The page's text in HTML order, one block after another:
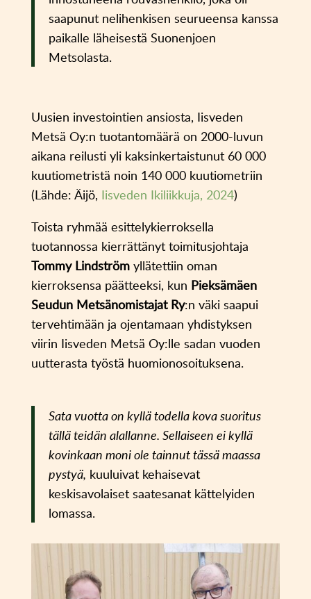
saapunut nelihenkisen seurueensa kanssa
paikalle läheisestä Suonenjoen
Metsolasta.
Uusien investointien ansiosta, Iisveden
Metsä Oy:n tuotantomäärä on 2000-luvun
aikana reilusti yli kaksinkertaistunut 60 000
kuutiometristä noin 140 000 kuutiometriin
(Lähde: Äijö, Iisveden Ikiliikkuja, 2024)
Toista ryhmää esittelykierroksella
tuotannossa kierrättänyt toimitusjohtaja
Tommy Lindströmyllätettiin oman
kierroksensa päätteeksi, kun Pieksämäen
Seudun Metsänomistajat Ry:n väki saapui
tervehtimään ja ojentamaan yhdistyksen
viirin Iisveden Metsä Oy:lle sadan vuoden
uutterasta työstä huomionosoituksena.
Sata vuotta on kyllä todella kova suoritus
tällä teidän alallanne. Sellaiseen ei kyllä
kovinkaan moni ole tainnut tässä maassa
pystyä, kuuluivat kehaisevat
keskisavolaiset saatesanat kättelyiden
lomassa.